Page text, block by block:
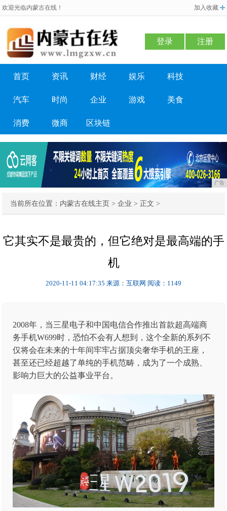
欢迎光临内蒙古在线！ 加入收藏
登录 注册
首页 资讯 财经 娱乐 科技
汽车 时尚 企业 游戏 美食
消费 微商 区块链
广告
当前所在位置： 内蒙古在线主页 >企业 > 正文 >
它其实不是最贵的，但它绝对是最高端的手
机
2020-11-11 04:17:35 来源：互联网 阅读：1149
2008年，当三星电子和中国电信合作推出首款超高端商
务手机W699时，恐怕不会有人想到，这个全新的系列不
仅将会在未来的十年间牢牢占据顶尖奢华手机的王座，
甚至还已经超越了单纯的手机范畴，成为了一个成熟、
影响力巨大的公益事业平台。